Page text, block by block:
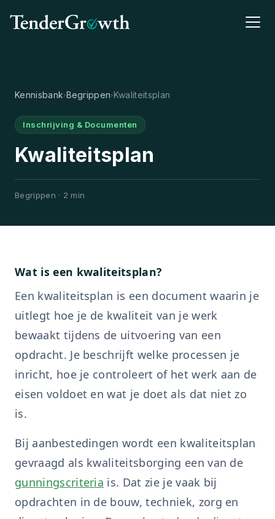
Kwaliteitsplan
Begrippen · 2 min
Inschrijving & Documenten
Kennisbank›Begrippen›Kwaliteitsplan
Wat is een kwaliteitsplan?
Een kwaliteitsplan is een document waarin je
uitlegt hoe je de kwaliteit van je werk
bewaakt tijdens de uitvoering van een
opdracht. Je beschrijft welke processen je
inricht, hoe je controleert of het werk aan de
eisen voldoet en wat je doet als dat niet zo
is.
Bij aanbestedingen wordt een kwaliteitsplan
gevraagd als kwaliteitsborging een van de
gunningscriteria is. Dat zie je vaak bij
opdrachten in de bouw, techniek, zorg en